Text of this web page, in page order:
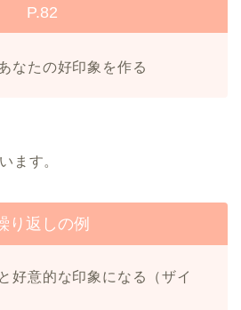
P.82
なたの好印象を作る
ます。
り返しの例
好意的な印象になる（ザイ